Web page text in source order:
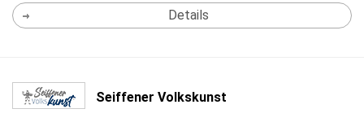
Details
Seiffener Volkskunst